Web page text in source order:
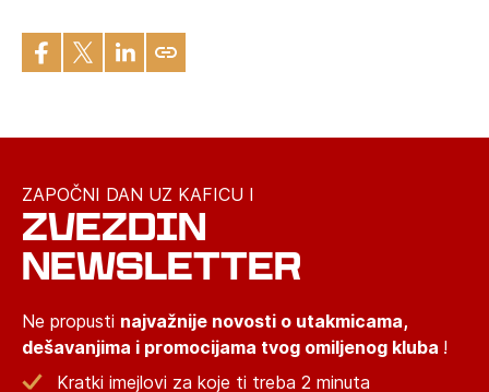
ZAPOČNI DAN UZ KAFICU I
ZVEZDIN
NEWSLETTER
Ne propusti najvažnije novosti o utakmicama,
dešavanjima i promocijama tvog omiljenog kluba !
Kratki imejlovi za koje ti treba 2 minuta